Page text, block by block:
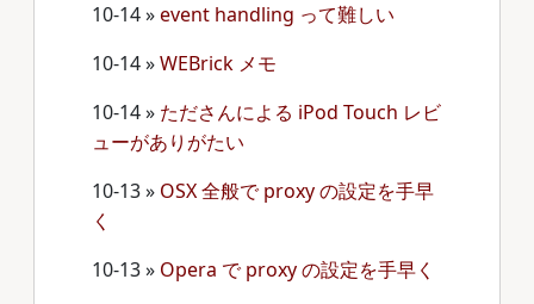
10-14»event handling って難しい
10-14»WEBrick メモ
10-14» たださんによる iPod Touch レビ
ューがありがたい
10-13» OSX 全般で proxy の設定を手早
く
10-13» Opera で proxy の設定を手早く